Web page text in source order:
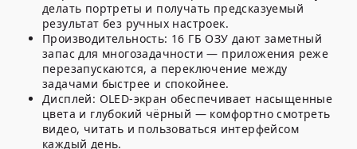
делать портреты и получать предсказуемый
результат без ручных настроек.
Производительность: 16 ГБ ОЗУ дают заметный
запас для многозадачности — приложения реже
перезапускаются, а переключение между
задачами быстрее и спокойнее.
Дисплей: OLED-экран обеспечивает насыщенные
цвета и глубокий чёрный — комфортно смотреть
видео, читать и пользоваться интерфейсом
каждый день.